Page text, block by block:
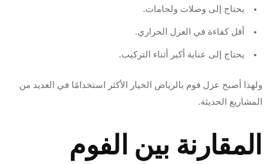
يحتاج إلى وصلات ولحامات.
أقل كفاءة في العزل الحراري.
يحتاج إلى عناية أكبر أثناء التركيب.
ولهذا أصبح عزل فوم بالرياض الخيار الأكثر استخدامًا في العديد من
المشاريع الحديثة.
المقارنة بين الفوم